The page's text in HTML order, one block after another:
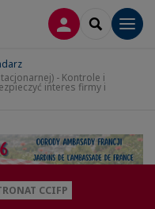
LOGOWANIE
SEARCH
- Kontrole i
interes firmy i
CCIFP